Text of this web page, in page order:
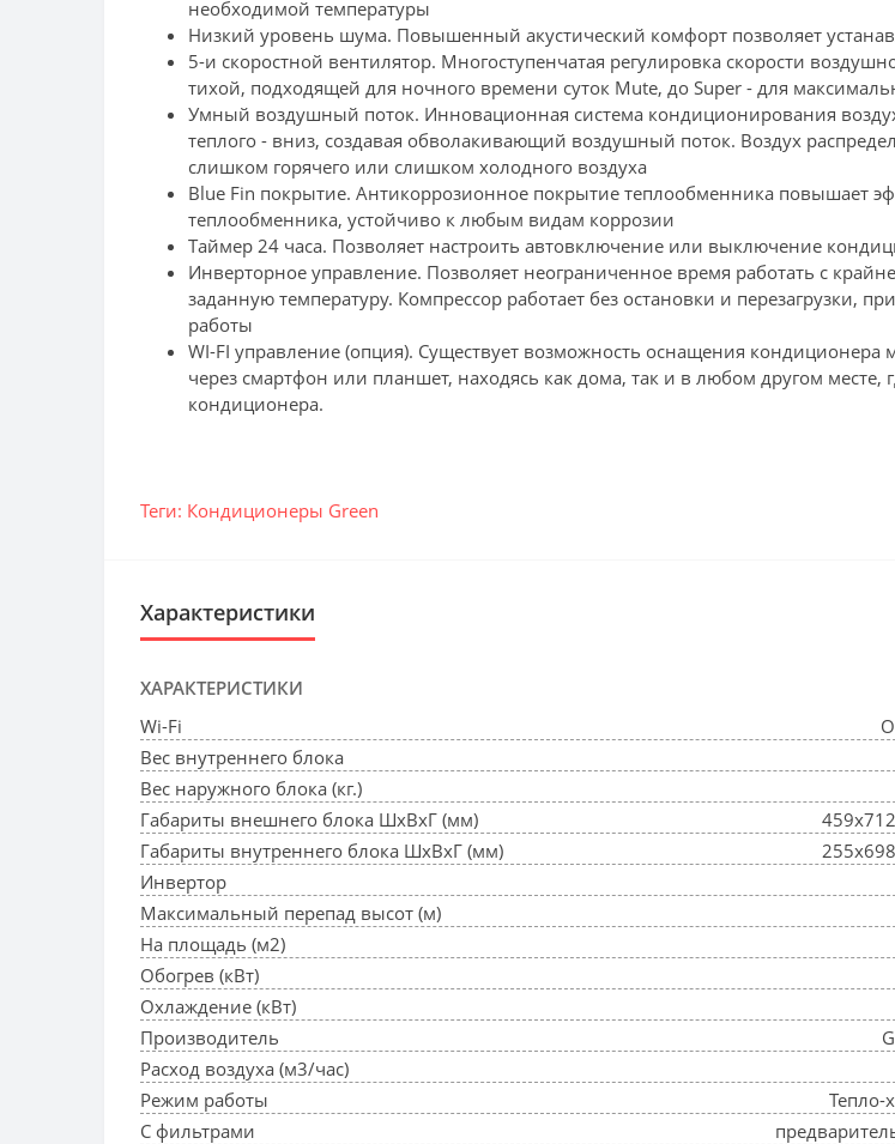
необходимой температуры
Низкий уровень шума. Повышенный акустический комфорт позволяет
5-и скоростной вентилятор. Многоступенчатая регулировка скорости
тихой, подходящей для ночного времени суток Mute, до Super - для
Умный воздушный поток. Инновационная система кондиционирования
теплого - вниз, создавая обволакивающий воздушный поток. Воздух
слишком горячего или слишком холодного воздуха
Blue Fin покрытие. Антикоррозионное покрытие теплообменника повышает
теплообменника, устойчиво к любым видам коррозии
Таймер 24 часа. Позволяет настроить автовключение или выключение
Инверторное управление. Позволяет неограниченное время работать с
заданную температуру. Компрессор работает без остановки и перезагрузки,
работы
WI-FI управление (опция). Существует возможность оснащения
через смартфон или планшет, находясь как дома, так и в любом другом месте,
кондиционера.
Теги: Кондиционеры Green
Характеристики
ХАРАКТЕРИСТИКИ
Wi-Fi
Вес внутреннего блока
Вес наружного блока (кг.)
Габариты внешнего блока ШхВхГ (мм)
Габариты внутреннего блока ШхВхГ (мм)
Инвертор
Максимальный перепад высот (м)
На площадь (м2)
Обогрев (кВт)
Охлаждение (кВт)
Производитель
Расход воздуха (м3/час)
Режим работы
Тепло-
С фильтрами